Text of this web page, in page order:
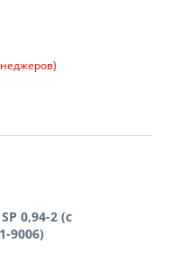
0,94-2 (с
9006)